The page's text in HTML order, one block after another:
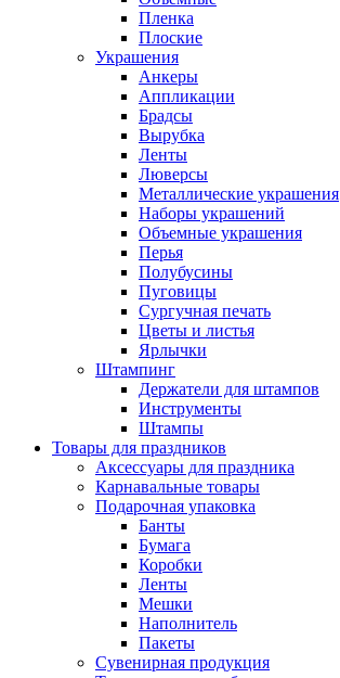
Пленка
Плоские
Украшения
Анкеры
Аппликации
Брадсы
Вырубка
Ленты
Люверсы
Металлические украшения
Наборы украшений
Объемные украшения
Перья
Полубусины
Пуговицы
Сургучная печать
Цветы и листья
Ярлычки
Штампинг
Держатели для штампов
Инструменты
Штампы
Товары для праздников
Аксессуары для праздника
Карнавальные товары
Подарочная упаковка
Банты
Бумага
Коробки
Ленты
Мешки
Наполнитель
Пакеты
Сувенирная продукция